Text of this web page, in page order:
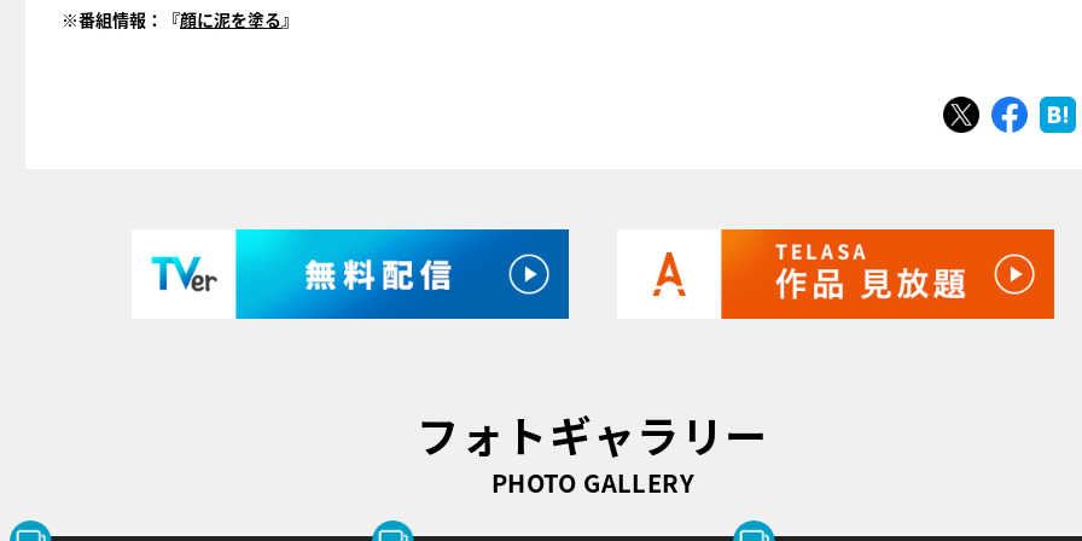
※番組情報：『顔に泥を塗る』
ツイートシェア
フォトギャラリー
PHOTO GALLERY